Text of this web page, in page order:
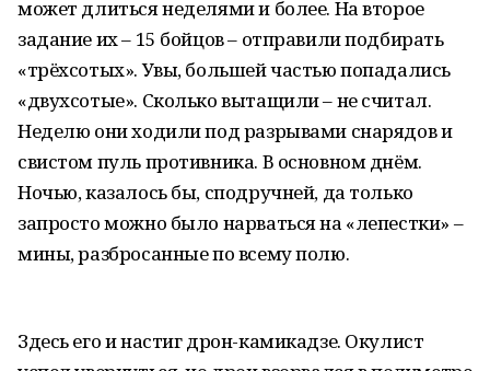
может длиться неделями и более. На второе
задание их – 15 бойцов – отправили подбирать
«трёхсотых». Увы, большей частью попадались
«двухсотые». Сколько вытащили – не считал.
Неделю они ходили под разрывами снарядов и
свистом пуль противника. В основном днём.
Ночью, казалось бы, сподручней, да только
запросто можно было нарваться на «лепестки» –
мины, разбросанные по всему полю.
Здесь его и настиг дрон-камикадзе. Окулист